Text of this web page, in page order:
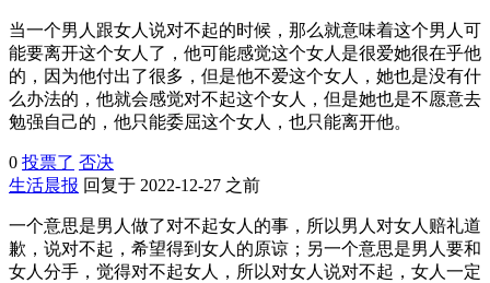
当一个男人跟女人说对不起的时候，那么就意味着这个男人可
能要离开这个女人了，他可能感觉这个女人是很爱她很在乎他
的，因为他付出了很多，但是他不爱这个女人，她也是没有什
么办法的，他就会感觉对不起这个女人，但是她也是不愿意去
勉强自己的，他只能委屈这个女人，也只能离开他。
0 投票了 否决
生活晨报 回复于 2022-12-27 之前
一个意思是男人做了对不起女人的事，所以男人对女人赔礼道
歉，说对不起，希望得到女人的原谅；另一个意思是男人要和
女人分手，觉得对不起女人，所以对女人说对不起，女人一定